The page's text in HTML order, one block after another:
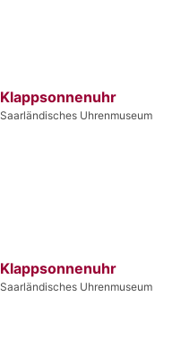
Klappsonnenuhr
Saarländisches Uhrenmuseum
Klappsonnenuhr
Saarländisches Uhrenmuseum